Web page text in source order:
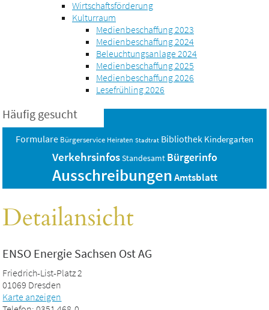
Wirtschaftsförderung
Kulturraum
Medienbeschaffung 2023
Medienbeschaffung 2024
Beleuchtungsanlage 2024
Medienbeschaffung 2025
Medienbeschaffung 2026
Lesefrühling 2026
Häufig gesucht
Formulare Bürgerservice Heiraten Stadtrat Bibliothek Kindergarten
VerkehrsinfosStandesamt Bürgerinfo
AusschreibungenAmtsblatt
Detailansicht
ENSO Energie Sachsen Ost AG
Friedrich-List-Platz 2
01069 Dresden
Karte anzeigen